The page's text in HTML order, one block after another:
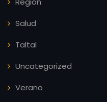
Salud
Taltal
Uncategorized
Verano